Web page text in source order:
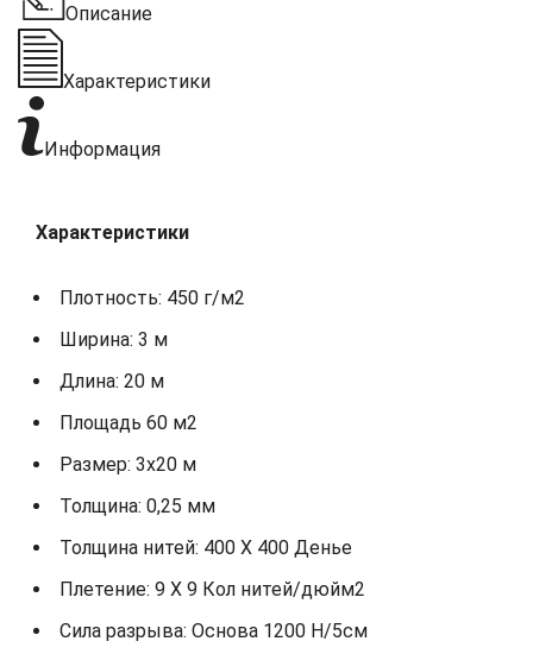
Описание
Характеристики
Информация
Характеристики
Плотность: 450 г/м2
Ширина: 3 м
Длина: 20 м
Площадь 60 м2
Размер: 3х20 м
Толщина: 0,25 мм
Толщина нитей: 400 X 400 Денье
Плетение: 9 X 9 Кол нитей/дюйм2
Сила разрыва: Основа 1200 Н/5см